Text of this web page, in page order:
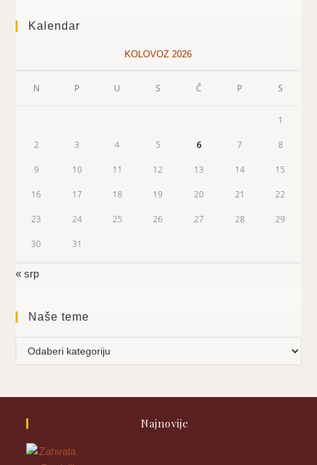
Kalendar
KOLOVOZ 2026
N P U S Č P S
1
2 3 4 5 6 7 8
9 10 11 12 13 14 15
16 17 18 19 20 21 22
23 24 25 26 27 28 29
30 31
« srp
Naše teme
Najnovije